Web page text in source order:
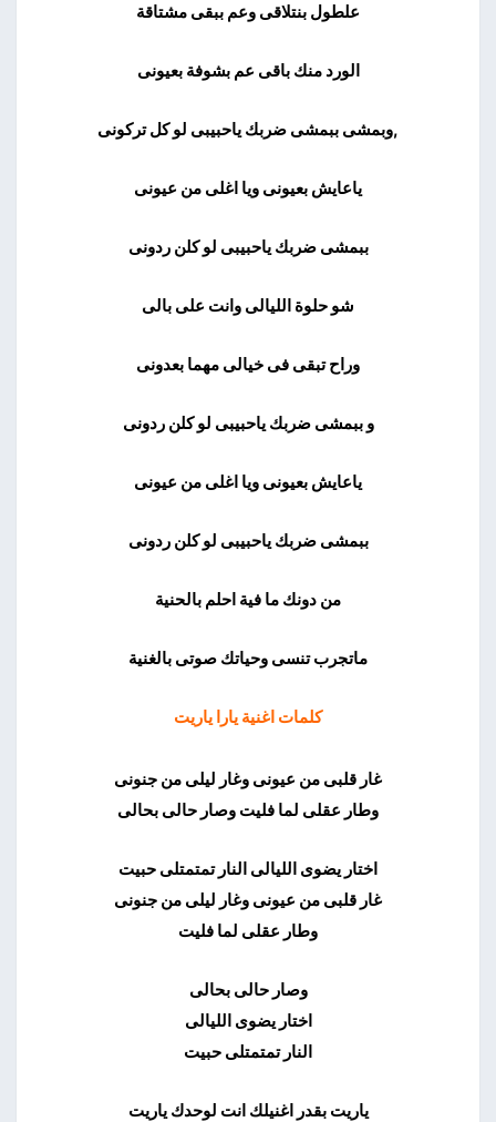
علطول بنتلاقى وعم ببقى مشتاقة
الورد منك باقى عم بشوفة بعيونى
,وبمشى ببمشى ضربك ياحبيبى لو كل تركونى
ياعايش بعيونى ويا اغلى من عيونى
ببمشى ضربك ياحبيبى لو كلن ردونى
شو حلوة الليالى وانت على بالى
وراح تبقى فى خيالى مهما بعدونى
و ببمشى ضربك ياحبيبى لو كلن ردونى
ياعايش بعيونى ويا اغلى من عيونى
ببمشى ضربك ياحبيبى لو كلن ردونى
من دونك ما فية احلم بالحنية
ماتجرب تنسى وحياتك صوتى بالغنية
كلمات اغنية يارا ياريت
غار قلبى من عيونى وغار ليلى من جنونى
وطار عقلى لما فليت وصار حالى بحالى
اختار يضوى الليالى النار تمتمتلى حبيت
غار قلبى من عيونى وغار ليلى من جنونى
وطار عقلى لما فليت
وصار حالى بحالى
اختار يضوى الليالى
النار تمتمتلى حبيت
ياريت بقدر اغنيلك انت لوحدك ياريت